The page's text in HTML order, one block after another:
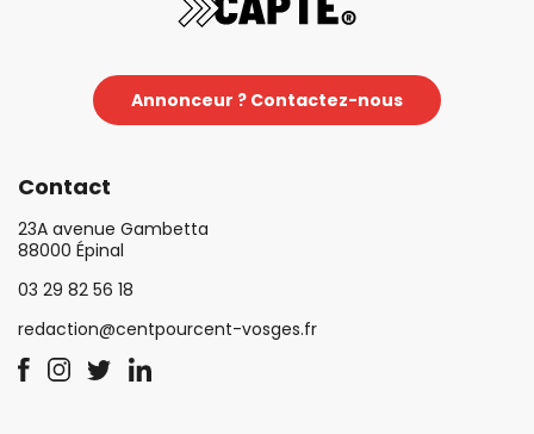
Annonceur ? Contactez-nous
Contact
23A avenue Gambetta
88000 Épinal
03 29 82 56 18
redaction@centpourcent-vosges.fr